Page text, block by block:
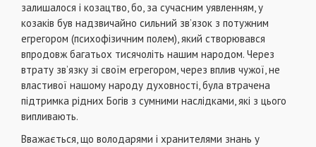
залишалося і козацтво, бо, за сучасним уявленням, у
козаків був надзвичайно сильний зв’язок з потужним
егрегором (психофізичним полем), який створювався
впродовж багатьох тисячоліть нашим народом. Через
втрату зв’язку зі своїм егрегором, через вплив чужої, не
властивої нашому народу духовності, була втрачена
підтримка рідних Богів з сумними наслідками, які з цього
випливають.
Вважається, що володарями і хранителями знань у